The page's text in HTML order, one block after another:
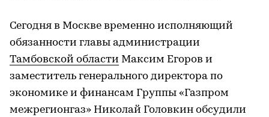
Сегодня в Москве временно исполняющий
обязанности главы администрации
Тамбовской области Максим Егоров и
заместитель генерального директора по
экономике и финансам Группы «Газпром
межрегионгаз» Николай Головкин обсудили